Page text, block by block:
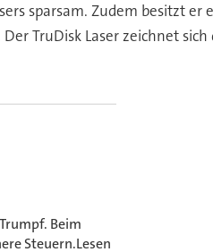
sparsam. Zudem besitzt er
TruDisk Laser zeichnet sich
Beim
Steuern.Lesen